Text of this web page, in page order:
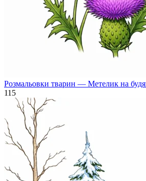
Розмальовки тварин — Метелик на
115